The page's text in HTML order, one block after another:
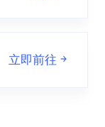
立即前往